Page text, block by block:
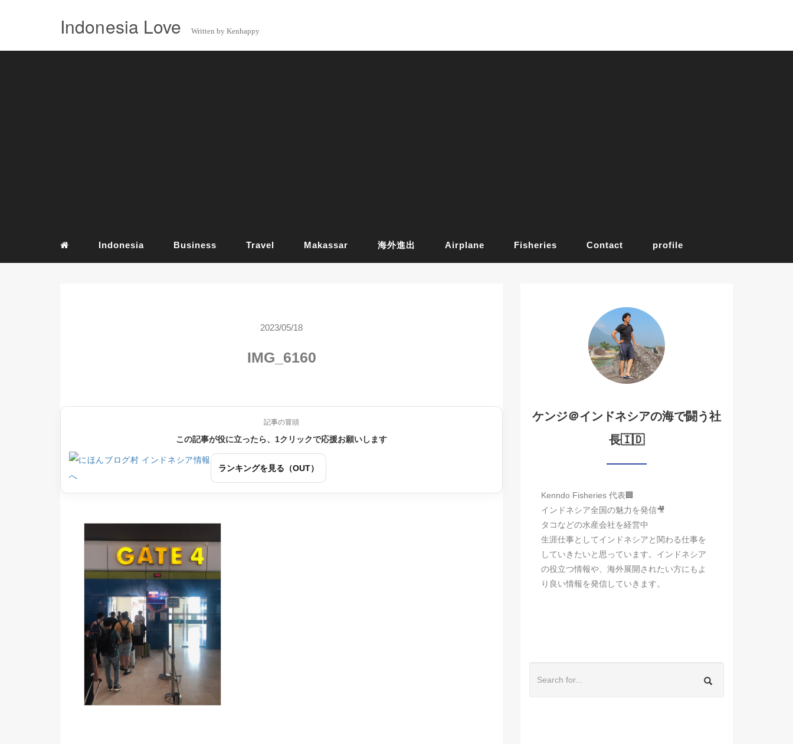
Indonesia Love Written by Kenhappy
Indonesia Business Travel Makassar 海外進出 Airplane Fisheries Contact profile
2023/05/18
IMG_6160
記事の冒頭
この記事が役に立ったら、1クリックで応援お願いします
ランキングを見る（OUT）
ケンジ＠インドネシアの海で闘う社
長🇮🇩
Kenndo Fisheries 代表🏢
インドネシア全国の魅力を発信🎥
タコなどの水産会社を経営中
生涯仕事としてインドネシアと関わる仕事を
していきたいと思っています。インドネシア
の役立つ情報や、海外展開されたい方にもよ
り良い情報を発信していきます。